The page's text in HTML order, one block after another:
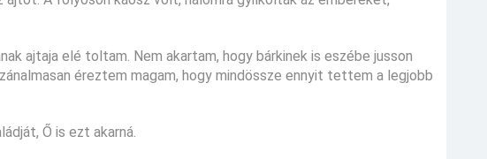
ajtaja elé toltam. Nem akartam, hogy bárkinek is eszébe jusson
éreztem magam, hogy mindössze ennyit tettem a legjobb
Ő is ezt akarná.